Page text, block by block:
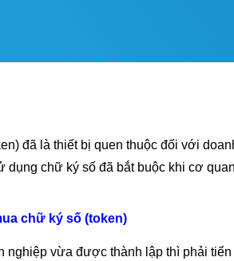
đã là thiết bị quen thuộc đối với
dụng chữ ký số đã bắt buộc khi cơ
chữ ký số (token)
nghiệp vừa được thành lập thì phải